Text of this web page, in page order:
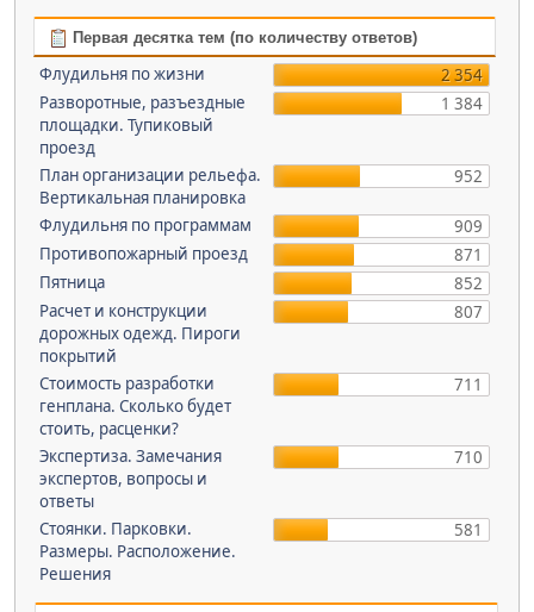
Первая десятка тем (по количеству ответов)
Флудильня по жизни
2 354
Разворотные, разъездные
площадки. Тупиковый
проезд
1 384
План организации рельефа.
Вертикальная планировка
952
Флудильня по программам
909
Противопожарный проезд
871
Пятница
852
Расчет и конструкции
дорожных одежд. Пироги
покрытий
807
Стоимость разработки
генплана. Сколько будет
стоить, расценки?
711
Экспертиза. Замечания
экспертов, вопросы и
ответы
710
Стоянки. Парковки.
Размеры. Расположение.
Решения
581